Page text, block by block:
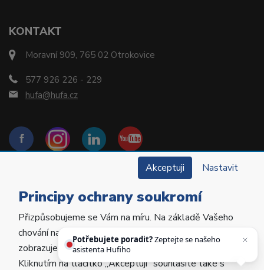
KONTAKT
Moravní 909, 765 02 Otrokovice
577 926 226 - 229
hufa@hufa.cz
Copyright © 2022 Hu-Fa Dental a.s. Všechna práva
vyhrazena.
Akceptuji Nastavit
Principy ochrany soukromí
Přizpůsobujeme se Vám na míru. Na základě Vašeho
chování na webu personalizujeme jeho obsah a
zobrazujeme Vám relevantní nabídky a produkty.
Kliknutím na tlačítko „Akceptuji“ souhlasíte také s
Potřebujete poradit?Zeptejte se našeho
asistenta Hufiho.